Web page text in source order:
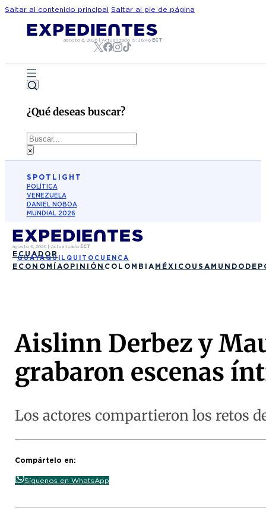
Saltar al contenido principal Saltar al pie de página
agosto 6, 2026| Actualizado 19:36:46 ECT
¿Qué deseas buscar?
Buscar
×
SPOTLIGHT
POLÍTICA
VENEZUELA
DANIEL NOBOA
MUNDIAL 2026
agosto 6, 2026| Actualizado ECT
ECUADOR
GUAYAQUIL QUITO CUENCA
ECONOMÍAOPINIÓN COLOMBIA MÉXICO USA MUNDO
Aislinn Derbez y
grabaron escenas
Los actores compartieron los retos
Compártelo en:
Síguenos en WhatsApp